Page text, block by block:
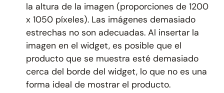
la altura de la imagen (proporciones de 1200
x 1050 píxeles). Las imágenes demasiado
estrechas no son adecuadas. Al insertar la
imagen en el widget, es posible que el
producto que se muestra esté demasiado
cerca del borde del widget, lo que no es una
forma ideal de mostrar el producto.